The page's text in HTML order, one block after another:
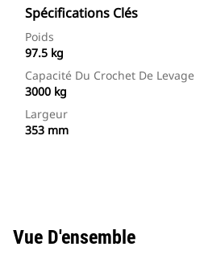
Spécifications Clés
Poids
97.5 kg
Capacité Du Crochet De Levage
3000 kg
Largeur
353 mm
Vue D'ensemble